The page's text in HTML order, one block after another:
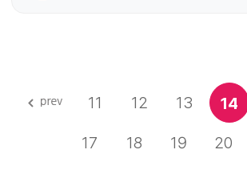
11 12 13 14
17 18 19 20